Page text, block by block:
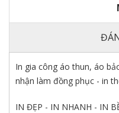
In gia công áo thun, áo
nhận làm đồng phục - in
IN ĐẸP - IN NHANH - IN